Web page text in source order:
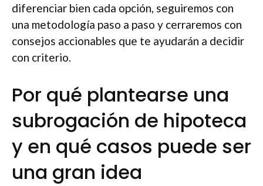
diferenciar bien cada opción, seguiremos con
una metodología paso a paso y cerraremos con
consejos accionables que te ayudarán a decidir
con criterio.
Por qué plantearse una
subrogación de hipoteca
y en qué casos puede ser
una gran idea